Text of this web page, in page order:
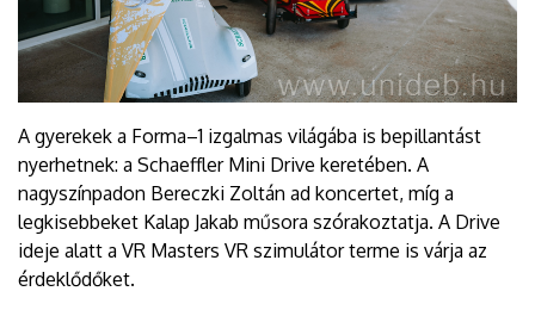
A gyerekek a Forma–1 izgalmas világába is bepillantást
nyerhetnek: a Schaeffler Mini Drive keretében. A
nagyszínpadon Bereczki Zoltán ad koncertet, míg a
legkisebbeket Kalap Jakab műsora szórakoztatja. A Drive
ideje alatt a VR Masters VR szimulátor terme is várja az
érdeklődőket.